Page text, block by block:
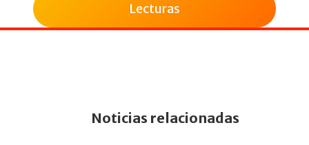
Lecturas
Noticias relacionadas